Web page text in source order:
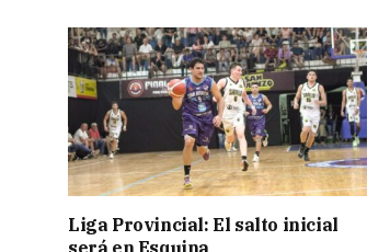
Liga Provincial: El salto inicial
será en Esquina